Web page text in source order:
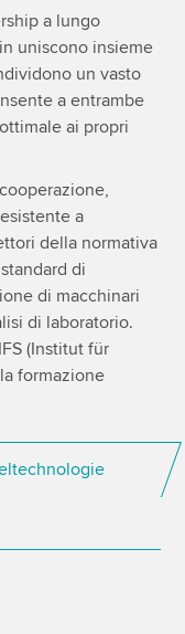
a lungo
uniscono insieme
un vasto
a entrambe
ai propri
a
della normativa
di
di macchinari
di laboratorio.
(Institut für
formazione